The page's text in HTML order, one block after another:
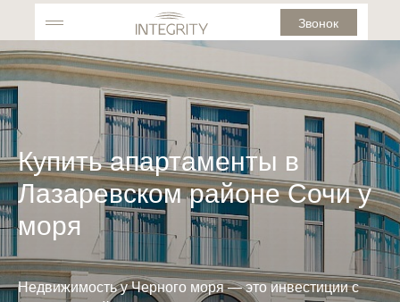
Звонок
Купить aпартаменты в
Лазаревском районе Сочи у
моря
Недвижимость у Черного моря — это инвестиции с